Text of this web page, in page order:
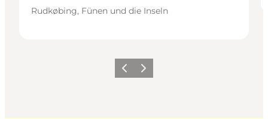
Rudkøbing, Fünen und die Inseln
ZurückWeiter